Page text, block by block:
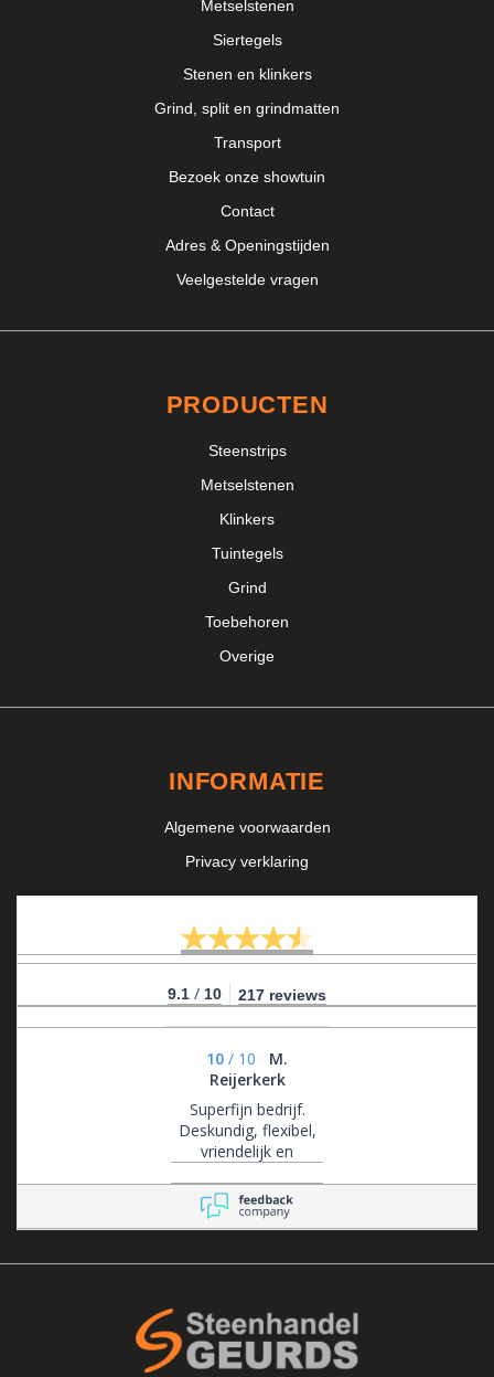
Metselstenen
Siertegels
Stenen en klinkers
Grind, split en grindmatten
Transport
Bezoek onze showtuin
Contact
Adres & Openingstijden
Veelgestelde vragen
PRODUCTEN
Steenstrips
Metselstenen
Klinkers
Tuintegels
Grind
Toebehoren
Overige
INFORMATIE
Algemene voorwaarden
Privacy verklaring
9.1 / 10 217 reviews
10 / 10
M.
Reijerkerk
Superfijn bedrijf.
Deskundig, flexibel,
vriendelijk en